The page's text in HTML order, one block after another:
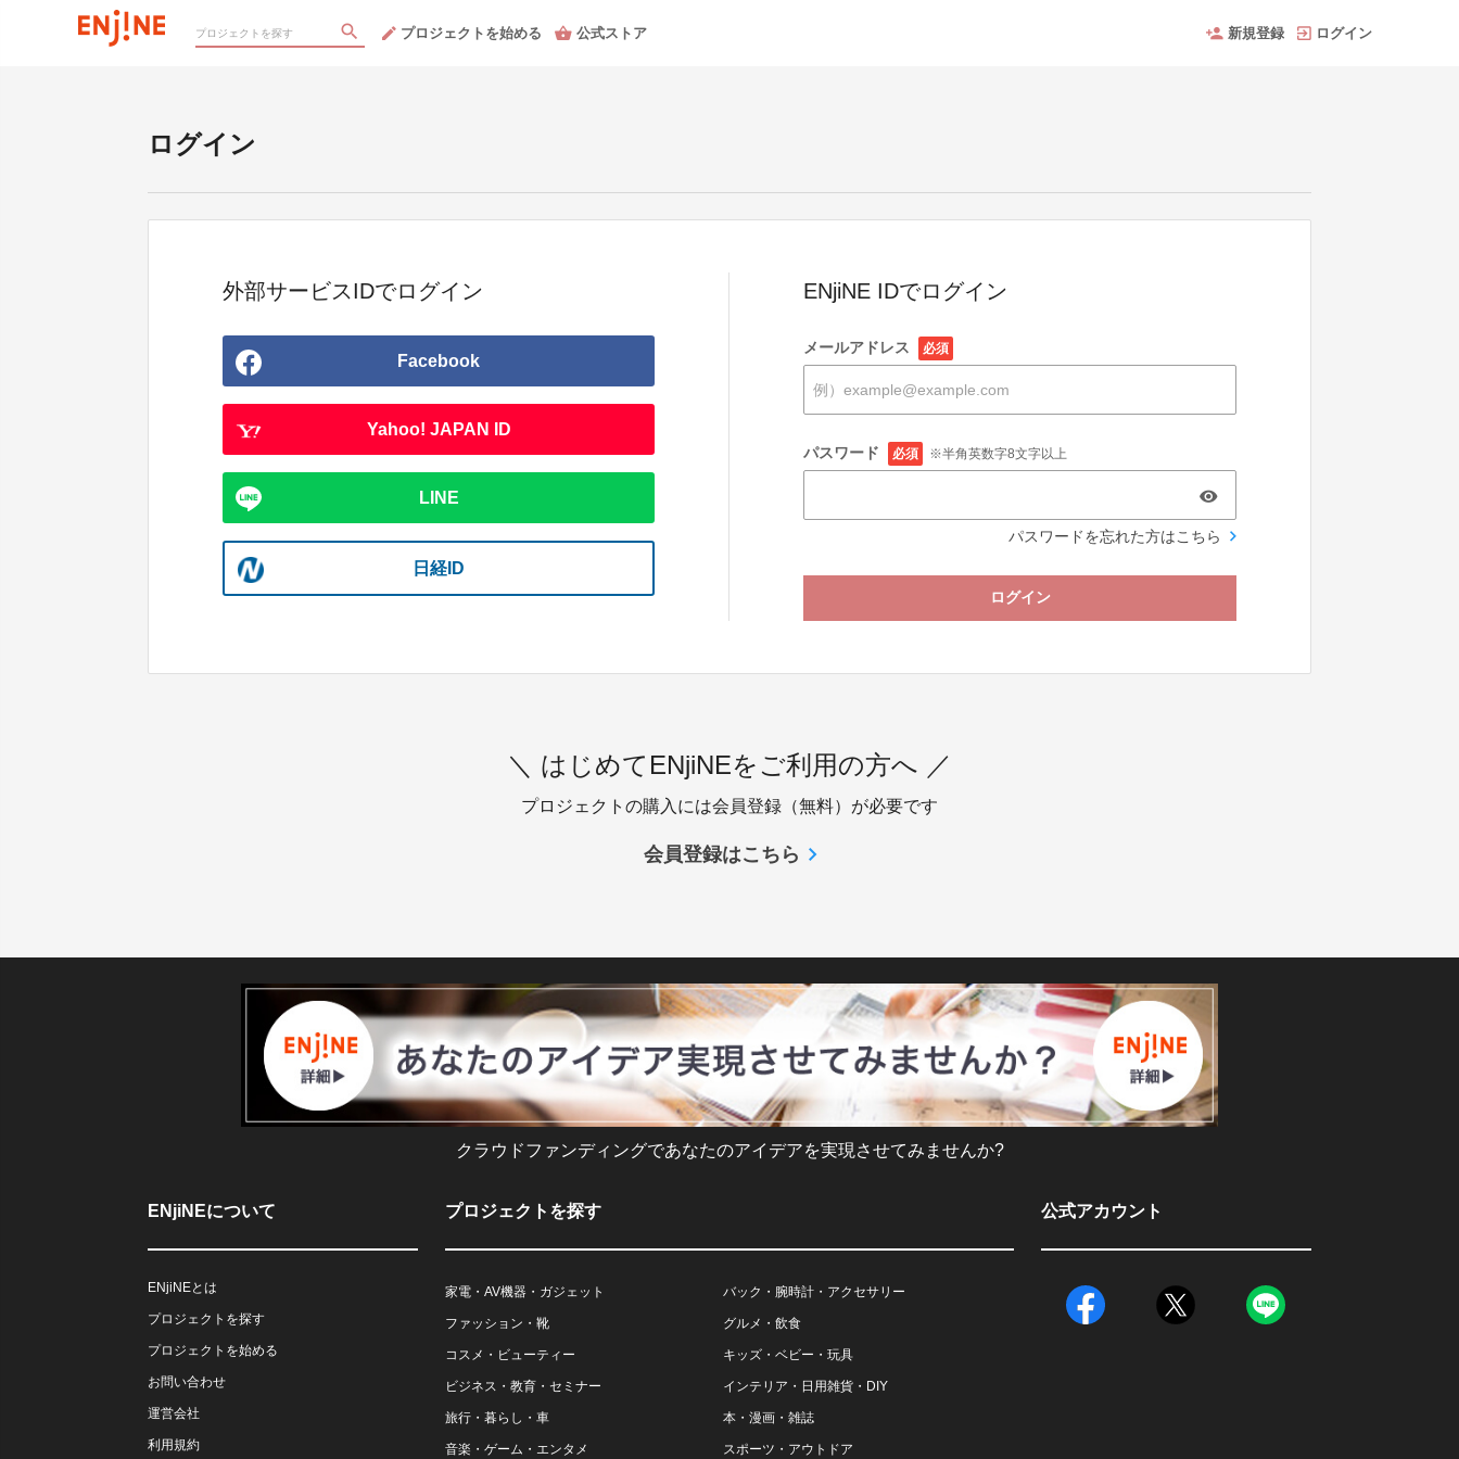
プロジェクトを始める 公式ストア 新規登録 ログイン
ログイン
外部サービスIDでログイン
Facebook
Yahoo! JAPAN ID
LINE
日経ID
ENjiNE IDでログイン
メールアドレス 必須
パスワード 必須 ※半角英数字8文字以上
パスワードを忘れた方はこちら
ログイン
＼ はじめてENjiNEをご利用の方へ ／
プロジェクトの購入には会員登録（無料）が必要です
会員登録はこちら
クラウドファンディングであなたのアイデアを実現させてみませんか?
ENjiNEについて
ENjiNEとは
プロジェクトを探す
プロジェクトを始める
お問い合わせ
運営会社
利用規約
プロジェクトを探す
家電・AV機器・ガジェット バック・腕時計・アクセサリー
ファッション・靴 グルメ・飲食
コスメ・ビューティー キッズ・ベビー・玩具
ビジネス・教育・セミナー インテリア・日用雑貨・DIY
旅行・暮らし・車 本・漫画・雑誌
音楽・ゲーム・エンタメ スポーツ・アウトドア
公式アカウント